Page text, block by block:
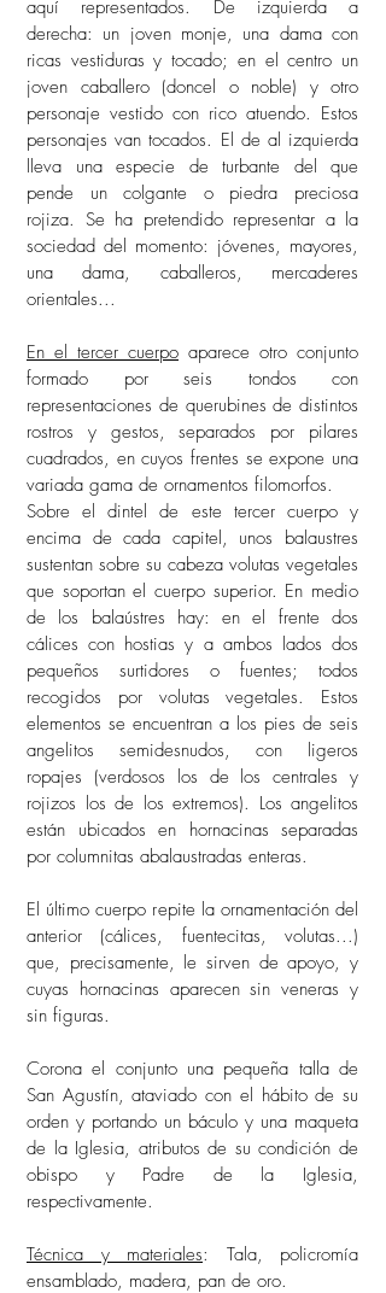
aquí representados. De izquierda a
derecha: un joven monje, una dama con
ricas vestiduras y tocado; en el centro un
joven caballero (doncel o noble) y otro
personaje vestido con rico atuendo. Estos
personajes van tocados. El de al izquierda
lleva una especie de turbante del que
pende un colgante o piedra preciosa
rojiza. Se ha pretendido representar a la
sociedad del momento: jóvenes, mayores,
una dama, caballeros, mercaderes
orientales...
En el tercer cuerpo aparece otro conjunto
formado por seis tondos con
representaciones de querubines de distintos
rostros y gestos, separados por pilares
cuadrados, en cuyos frentes se expone una
variada gama de ornamentos filomorfos.
Sobre el dintel de este tercer cuerpo y
encima de cada capitel, unos balaustres
sustentan sobre su cabeza volutas vegetales
que soportan el cuerpo superior. En medio
de los balaústres hay: en el frente dos
cálices con hostias y a ambos lados dos
pequeños surtidores o fuentes; todos
recogidos por volutas vegetales. Estos
elementos se encuentran a los pies de seis
angelitos semidesnudos, con ligeros
ropajes (verdosos los de los centrales y
rojizos los de los extremos). Los angelitos
están ubicados en hornacinas separadas
por columnitas abalaustradas enteras.
El último cuerpo repite la ornamentación del
anterior (cálices, fuentecitas, volutas...)
que, precisamente, le sirven de apoyo, y
cuyas hornacinas aparecen sin veneras y
sin figuras.
Corona el conjunto una pequeña talla de
San Agustín, ataviado con el hábito de su
orden y portando un báculo y una maqueta
de la Iglesia, atributos de su condición de
obispo y Padre de la Iglesia,
respectivamente.
Técnica y materiales: Tala, policromía
ensamblado, madera, pan de oro.